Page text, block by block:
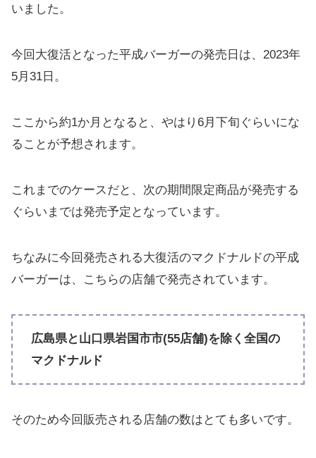
いました。
今回大復活となった平成バーガーの発売日は、2023年
5月31日。
ここから約1か月となると、やはり6月下旬ぐらいにな
ることが予想されます。
これまでのケースだと、次の期間限定商品が発売する
ぐらいまでは発売予定となっています。
ちなみに今回発売される大復活のマクドナルドの平成
バーガーは、こちらの店舗で発売されています。
広島県と山口県岩国市市(55店舗)を除く全国の
マクドナルド
そのため今回販売される店舗の数はとても多いです。